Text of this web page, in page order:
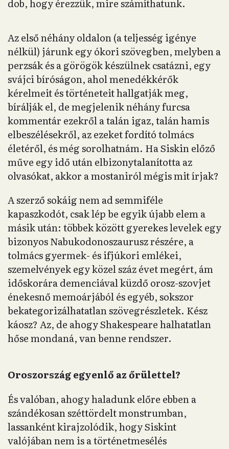
dob, hogy érezzük, mire számíthatunk.
Az első néhány oldalon (a teljesség igénye
nélkül) járunk egy ókori szövegben, melyben a
perzsák és a görögök készülnek csatázni, egy
svájci bíróságon, ahol menedékkérők
kérelmeit és történeteit hallgatják meg,
bírálják el, de megjelenik néhány furcsa
kommentár ezekről a talán igaz, talán hamis
elbeszélésekről, az ezeket fordító tolmács
életéről, és még sorolhatnám. Ha Siskin előző
műve egy idő után elbizonytalanította az
olvasókat, akkor a mostaniról mégis mit írjak?
A szerző sokáig nem ad semmiféle
kapaszkodót, csak lép be egyik újabb elem a
másik után: többek között gyerekes levelek egy
bizonyos Nabukodonoszaurusz részére, a
tolmács gyermek- és ifjúkori emlékei,
szemelvények egy közel száz évet megért, ám
időskorára demenciával küzdő orosz-szovjet
énekesnő memoárjából és egyéb, sokszor
bekategorizálhatatlan szövegrészletek. Kész
káosz? Az, de ahogy Shakespeare halhatatlan
hőse mondaná, van benne rendszer.
Oroszország egyenlő az őrülettel?
És valóban, ahogy haladunk előre ebben a
szándékosan széttördelt monstrumban,
lassanként kirajzolódik, hogy Siskint
valójában nem is a történetmesélés